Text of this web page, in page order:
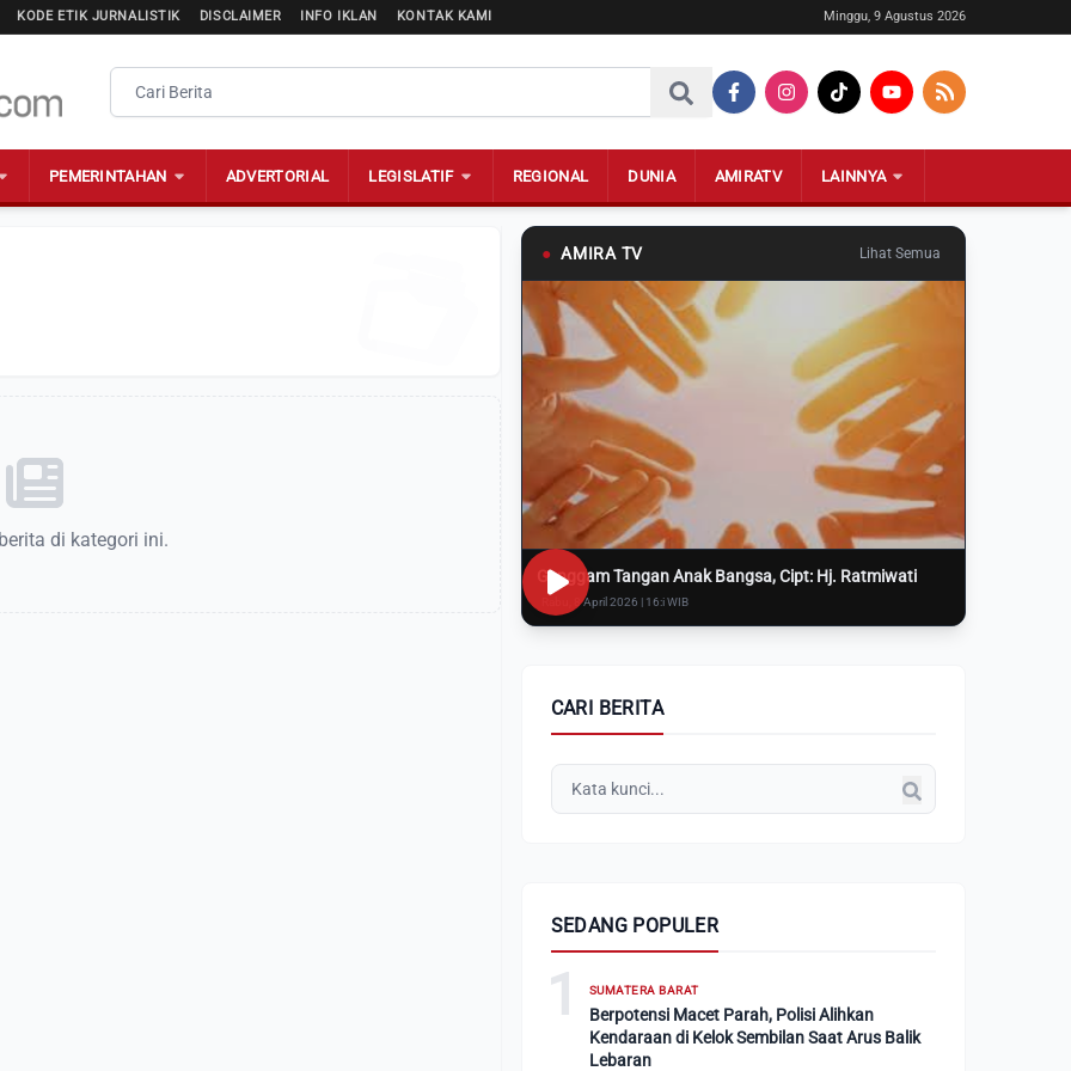
KODE ETIK JURNALISTIK DISCLAIMER INFO IKLAN KONTAK KAMI Minggu, 9 Agustus 2026
PEMERINTAHAN ADVERTORIAL LEGISLATIF REGIONAL DUNIA AMIRATV LAINNYA
di kategori ini.
● AMIRA TV Lihat Semua
Genggam Tangan Anak Bangsa, Cipt: Hj. Ratmiwati
Rabu, 8 April 2026 | 16:i WIB
CARI BERITA
SEDANG POPULER
1 SUMATERA BARAT
Berpotensi Macet Parah, Polisi Alihkan
Kendaraan di Kelok Sembilan Saat Arus Balik
Lebaran